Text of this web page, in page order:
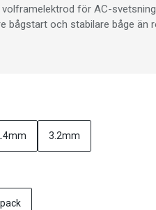
för AC-
bågstart och stabilare båge än
3.2mm